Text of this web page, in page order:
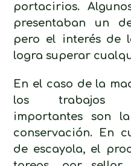
portacirios.
presentaban un
pero el interés de
logra superar
En el caso de la
los trabajos
importantes son
conservación. En
de escayola, el